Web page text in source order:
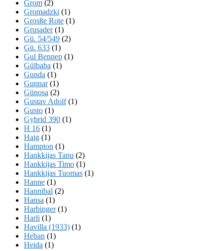
Grom (2)
Gromadzki (1)
Grosße Rote (1)
Grusader(1)
Gü. 54/549 (2)
Gü. 633 (1)
Gul Bennep (1)
Gülbaba (1)
Gunda (1)
Gunnar(1)
Günosa (2)
Gustav Adolf(1)
Gusto (1)
Gybrid 390 (1)
H 16 (1)
Haig (1)
Hampton (1)
Hankkijas Tanu (2)
Hankkijas Timo (1)
Hankkijas Tuomas (1)
Hanne (1)
Hannibal (2)
Hansa (1)
Harbinger(1)
Harli (1)
Havilla (1933) (1)
Heban (1)
Heida (1)